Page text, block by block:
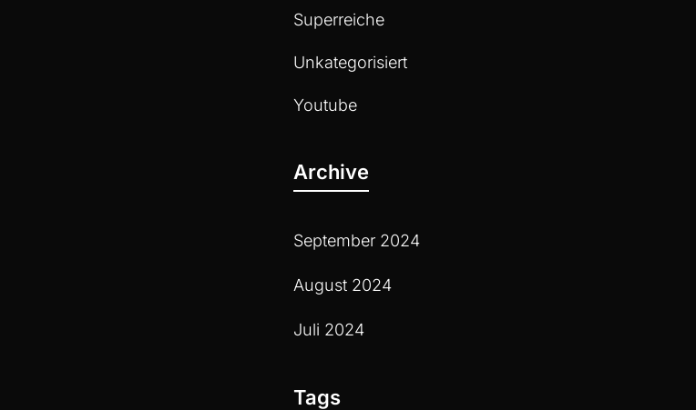
Superreiche
Unkategorisiert
Youtube
Archive
September 2024
August 2024
Juli 2024
Tags